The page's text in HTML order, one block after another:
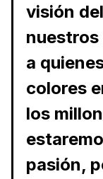
visión
nuestros
a
colores
los
pasión,